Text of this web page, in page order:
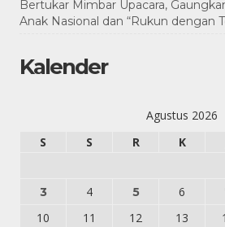
Bertukar Mimbar Upacara,
Anak Nasional dan “Rukun dengan
Kalender
Agustus 2026
S
S R K
3 4 5 6
10
11 12 13